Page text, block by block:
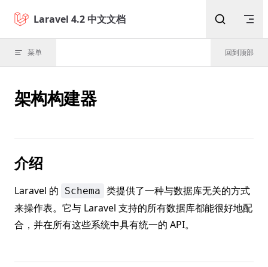
Skip to content
Laravel 4.2 中文文档
菜单 回到顶部
架构构建器
介绍
Laravel 的 Schema 类提供了一种与数据库无关的方式
来操作表。它与 Laravel 支持的所有数据库都能很好地配
合，并在所有这些系统中具有统一的 API。